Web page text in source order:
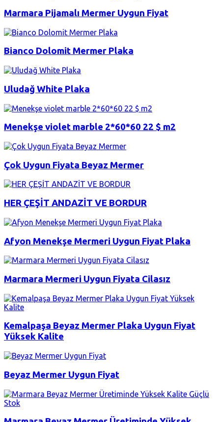
Marmara Pijamalı Mermer Uygun Fiyat
Bianco Dolomit Mermer Plaka
Uludağ White Plaka
Menekşe violet marble 2*60*60 22 $ m2
Çok Uygun Fiyata Beyaz Mermer
HER ÇEŞİT ANDAZİT VE BORDUR
Afyon Menekşe Mermeri Uygun Fiyat Plaka
Marmara Mermeri Uygun Fiyata Cilasız
Kemalpaşa Beyaz Mermer Plaka Uygun Fiyat
Yüksek Kalite
Beyaz Mermer Uygun Fiyat